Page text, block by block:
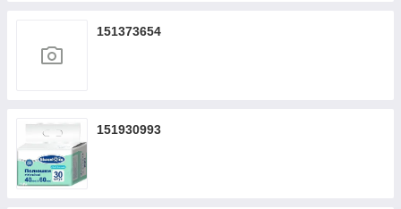
151373654
151930993